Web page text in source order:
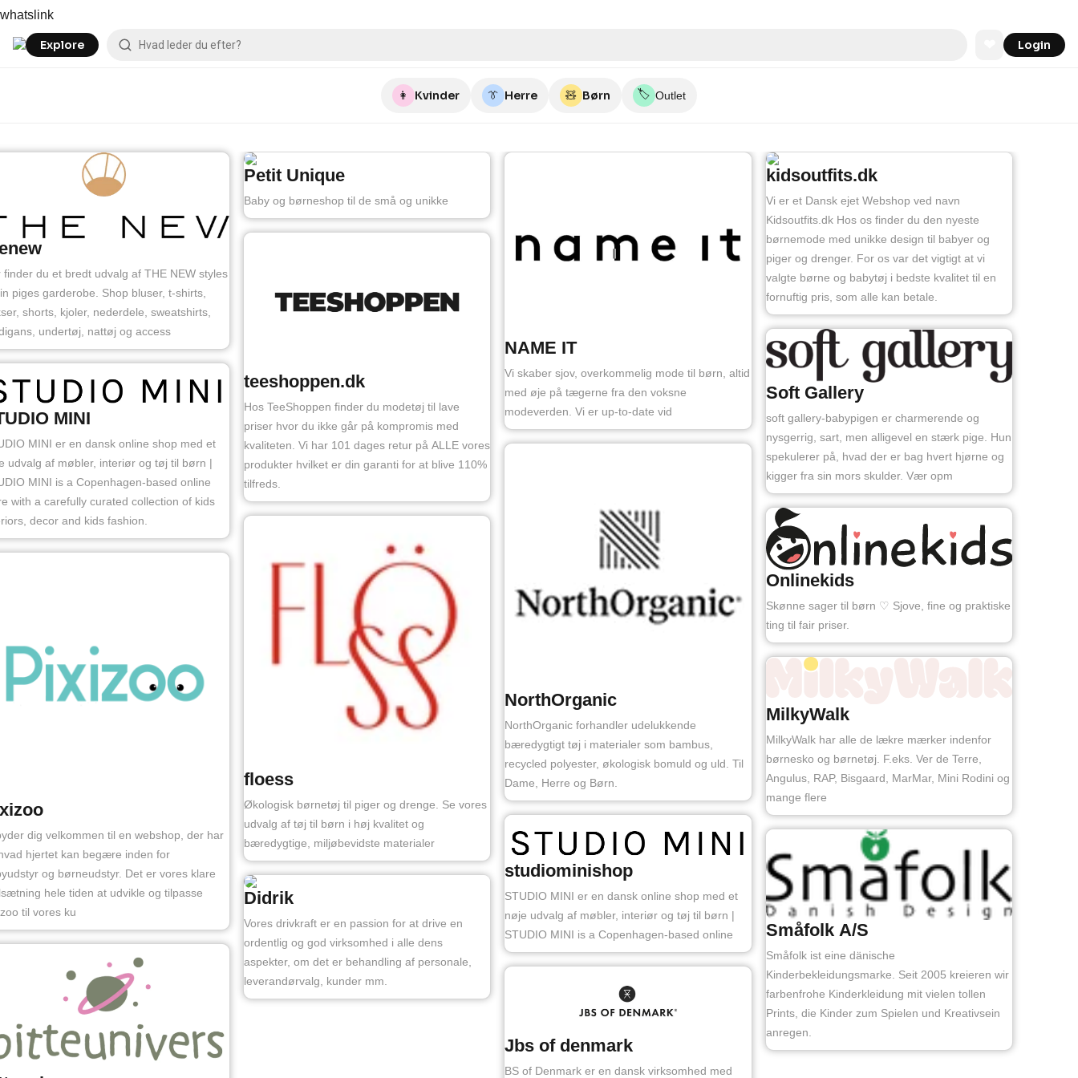
to
content
whatslink
Explore Login
👩 Kvinder 👔 Herre 🧸 Børn 🏷️ Outlet
finder du et bredt udvalg af THE NEW styles
piges garderobe. Shop bluser, t-shirts,
shorts, kjoler, nederdele, sweatshirts,
undertøj, nattøj og access
MINI
MINI er en dansk online shop med et
udvalg af møbler, interiør og tøj til børn |
MINI is a Copenhagen-based online
with a carefully curated collection of kids
decor and kids fashion.
dig velkommen til en webshop, der har
hjertet kan begære inden for
og børneudstyr. Det er vores klare
hele tiden at udvikle og tilpasse
til vores ku
Petit Unique
Baby og børneshop til de små og unikke
teeshoppen.dk
Hos TeeShoppen finder du modetøj til lave
priser hvor du ikke går på kompromis med
kvaliteten. Vi har 101 dages retur på ALLE vores
produkter hvilket er din garanti for at blive 110%
tilfreds.
floess
Økologisk børnetøj til piger og drenge. Se vores
udvalg af tøj til børn i høj kvalitet og
bæredygtige, miljøbevidste materialer
Didrik
Vores drivkraft er en passion for at drive en
ordentlig og god virksomhed i alle dens
aspekter, om det er behandling af personale,
leverandørvalg, kunder mm.
NAME IT
Vi skaber sjov, overkommelig mode til børn, altid
med øje på tægerne fra den voksne
modeverden. Vi er up-to-date vid
NorthOrganic
NorthOrganic forhandler udelukkende
bæredygtigt tøj i materialer som bambus,
recycled polyester, økologisk bomuld og uld. Til
Dame, Herre og Børn.
studiominishop
STUDIO MINI er en dansk online shop med et
nøje udvalg af møbler, interiør og tøj til børn |
STUDIO MINI is a Copenhagen-based online
Jbs of denmark
BS of Denmark er en dansk virksomhed med
kidsoutfits.dk
Vi er et Dansk ejet Webshop ved navn
Kidsoutfits.dk Hos os finder du den nyeste
børnemode med unikke design til babyer og
piger og drenger. For os var det vigtigt at vi
valgte børne og babytøj i bedste kvalitet til en
fornuftig pris, som alle kan betale.
Soft Gallery
soft gallery-babypigen er charmerende og
nysgerrig, sart, men alligevel en stærk pige. Hun
spekulerer på, hvad der er bag hvert hjørne og
kigger fra sin mors skulder. Vær opm
Onlinekids
Skønne sager til børn ♡ Sjove, fine og praktiske
ting til fair priser.
MilkyWalk
MilkyWalk har alle de lækre mærker indenfor
børnesko og børnetøj. F.eks. Ver de Terre,
Angulus, RAP, Bisgaard, MarMar, Mini Rodini og
mange flere
Småfolk A/S
Småfolk ist eine dänische
Kinderbekleidungsmarke. Seit 2005 kreieren wir
farbenfrohe Kinderkleidung mit vielen tollen
Prints, die Kinder zum Spielen und Kreativsein
anregen.